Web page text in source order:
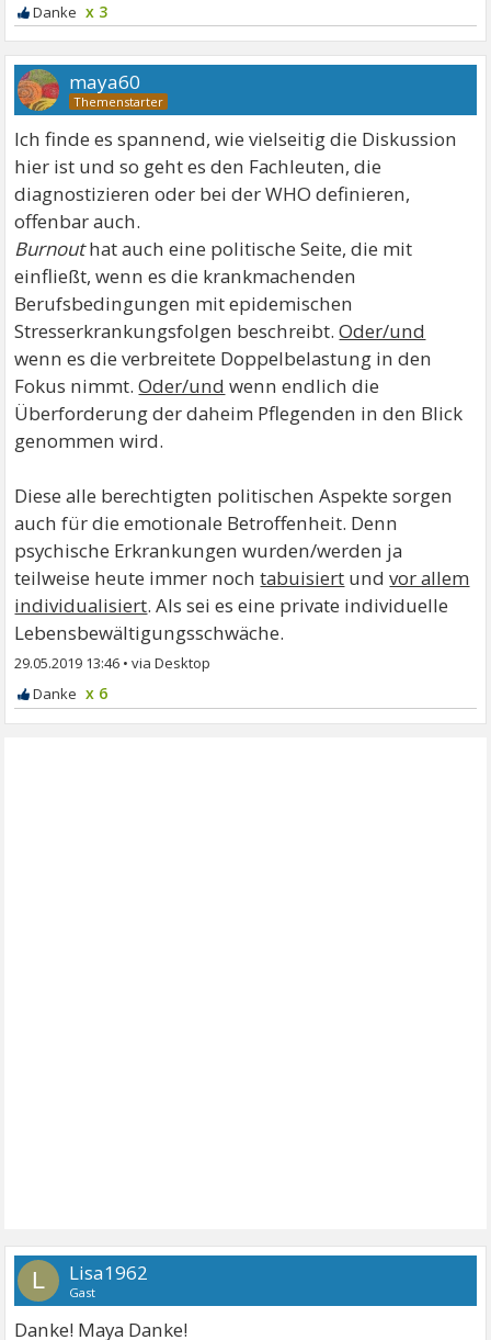
x 3
maya60
Ich finde es spannend, wie vielseitig die Diskussion
hier ist und so geht es den Fachleuten, die
diagnostizieren oder bei der WHO definieren,
offenbar auch.
Burnouthat auch eine politische Seite, die mit
einfließt, wenn es die krankmachenden
Berufsbedingungen mit epidemischen
Stresserkrankungsfolgen beschreibt.Oder/und
wenn es die verbreitete Doppelbelastung in den
Fokus nimmt.Oder/und wenn endlich die
Überforderung der daheim Pflegenden in den Blick
genommen wird.
Diese alle berechtigten politischen Aspekte sorgen
auch für die emotionale Betroffenheit. Denn
psychische Erkrankungen wurden/werden ja
teilweise heute immer nochtabuisiert undvor allem
individualisiert. Als sei es eine private individuelle
Lebensbewältigungsschwäche.
29.05.2019 13:46 •
x 6
L Lisa1962
Gast
Danke! Maya Danke!